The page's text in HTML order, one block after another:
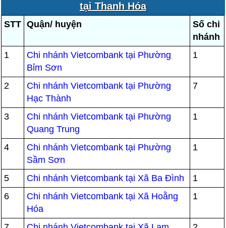
tại Thanh Hóa
STT Quận/ huyện
Số chi
nhánh
1
Chi nhánh Vietcombank tại Phường
Bỉm Sơn
1
2
Chi nhánh Vietcombank tại Phường
Hạc Thành
7
3
Chi nhánh Vietcombank tại Phường
Quang Trung
1
4
Chi nhánh Vietcombank tại Phường
Sầm Sơn
1
5 Chi nhánh Vietcombank tại Xã Ba Đình
1
6
Chi nhánh Vietcombank tại Xã Hoằng
Hóa
1